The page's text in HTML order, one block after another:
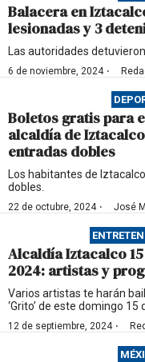
Balacera en
lesionadas y 3
Las autoridades
6 de noviembre, 2024·
Boletos gratis para
alcaldía de
entradas dobles
Los habitantes de
dobles.
22 de octubre, 2024· José
Alcaldía Iztacalco
2024: artistas y
Varios artistas te harán
‘Grito’ de este domingo
12 de septiembre, 2024·